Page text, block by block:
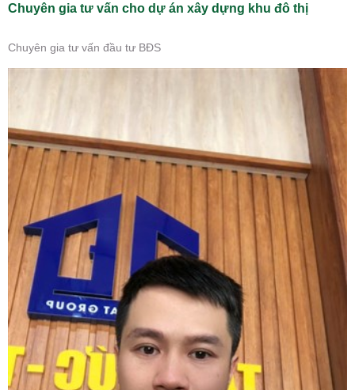
Chuyên gia tư vấn cho dự án xây dựng khu đô thị
Chuyên gia tư vấn đầu tư BĐS